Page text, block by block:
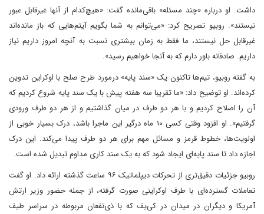
داشت. او درباره «چند مسئله» باقی‌مانده گفت: «هیچ‌کدام از آنها غیرقابل عبور
نیستند». روبیو تصریح کرد: «می‌توانم به شما بگویم آیتم‌هایی که باز مانده‌اند
غیرقابل حل نیستند، ما فقط به زمان بیشتری نسبت به آنچه امروز داریم نیاز
داریم. صادقانه باور دارم که به آنجا خواهیم رسید».
به گفته روبیو، تیم‌ها تاکنون یک «سند پایه» درمورد طرح صلح با اوکراین تدوین
کرده‌اند. او توضیح داد: «ما تقریبا سه هفته پیش با یک سند پایه شروع کردیم که
آن را اصلاح کردیم و با هر دو طرف در میان گذاشتیم و از هر دو طرف ورودی
گرفتیم». او افزود وقتی کسی ۱۰ ماه درگیر این ماجرا باشد، درک بسیار خوبی از
اولویت‌ها، خطوط قرمز و مسائل مهم برای هر دو طرف پیدا می‌کند. این درک
اجازه داد تا سند پایه‌ای ایجاد شود که به یک سند کاری مداوم تبدیل شده است.
روبیو جزئیات دقیق‌تری از تحرکات دیپلماتیک ۹۶ ساعت گذشته ارائه داد. او گفت
تعاملات گسترده‌ای با طرف اوکراینی صورت گرفته، از جمله حضور وزیر ارتش
آمریکا و دیگران در میدان در کی‌یف که با ذی‌نفعان مربوطه در سراسر طیف